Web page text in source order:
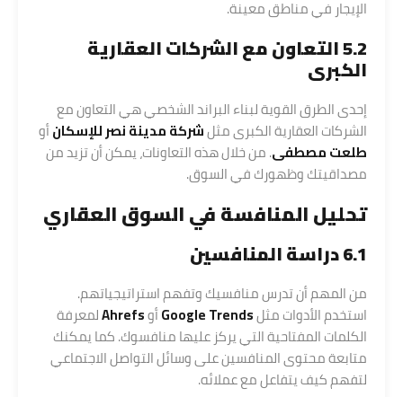
الإيجار في مناطق معينة.
5.2 التعاون مع الشركات العقارية
الكبرى
إحدى الطرق القوية لبناء البراند الشخصي هي التعاون مع
الشركات العقارية الكبرى مثلشركة مدينة نصر للإسكانأو
طلعت مصطفى. من خلال هذه التعاونات، يمكن أن تزيد من
مصداقيتك وظهورك في السوق.
تحليل المنافسة في السوق العقاري
6.1 دراسة المنافسين
من المهم أن تدرس منافسيك وتفهم استراتيجياتهم.
استخدم الأدوات مثلGoogle TrendsأوAhrefsلمعرفة
الكلمات المفتاحية التي يركز عليها منافسوك. كما يمكنك
متابعة محتوى المنافسين على وسائل التواصل الاجتماعي
لتفهم كيف يتفاعل مع عملائه.